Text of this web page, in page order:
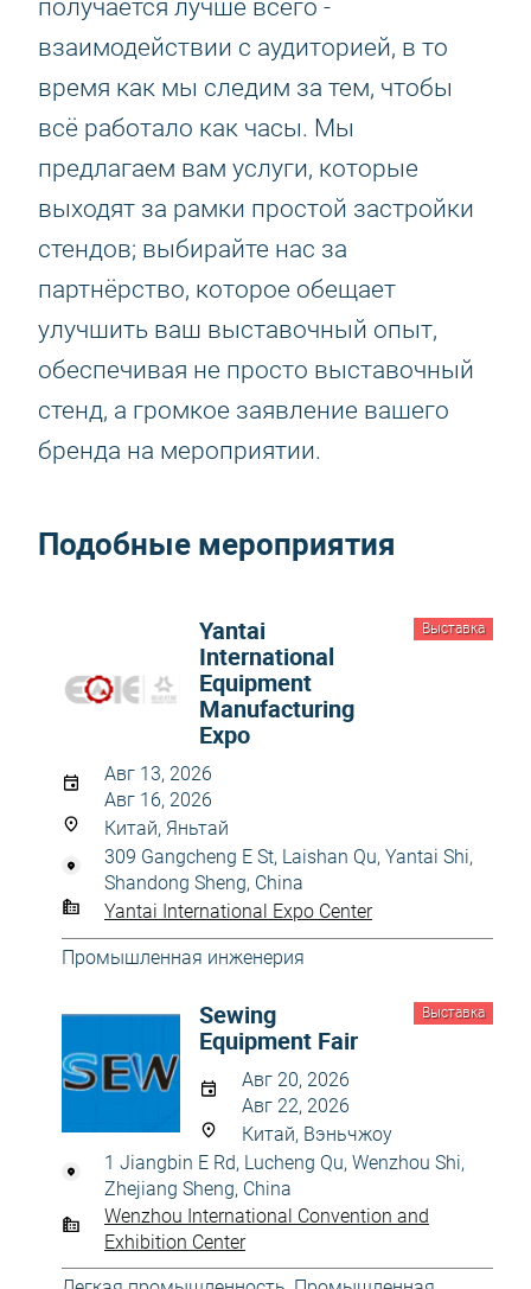
получается лучше всего -
взаимодействии с аудиторией, в то
время как мы следим за тем, чтобы
всё работало как часы. Мы
предлагаем вам услуги, которые
выходят за рамки простой застройки
стендов; выбирайте нас за
партнёрство, которое обещает
улучшить ваш выставочный опыт,
обеспечивая не просто выставочный
стенд, а громкое заявление вашего
бренда на мероприятии.
Подобные мероприятия
Выставка
Yantai
International
Equipment
Manufacturing
Expo
Авг 13, 2026
Авг 16, 2026
Китай, Яньтай
309 Gangcheng E St, Laishan Qu, Yantai Shi,
Shandong Sheng, China
Yantai International Expo Center
Промышленная инженерия
Выставка
Sewing
Equipment Fair
Авг 20, 2026
Авг 22, 2026
Китай, Вэньчжоу
1 Jiangbin E Rd, Lucheng Qu, Wenzhou Shi,
Zhejiang Sheng, China
Wenzhou International Convention and
Exhibition Center